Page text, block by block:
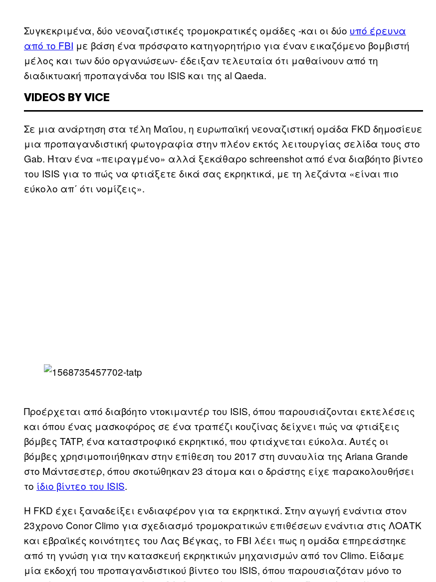
Συγκεκριμένα, δύο νεοναζιστικές τρομοκρατικές ομάδες -και οι δύο υπό έρευνα
από το FBI με βάση ένα πρόσφατο κατηγορητήριο για έναν εικαζόμενο βομβιστή
μέλος και των δύο οργανώσεων- έδειξαν τελευταία ότι μαθαίνουν από τη
διαδικτυακή προπαγάνδα του ISIS και της al Qaeda.
VIDEOS BY VICE
Σε μια ανάρτηση στα τέλη Μαΐου, η ευρωπαϊκή νεοναζιστική ομάδα FKD δημοσίευε
μια προπαγανδιστική φωτογραφία στην πλέον εκτός λειτουργίας σελίδα τους στο
Gab. Ήταν ένα «πειραγμένο» αλλά ξεκάθαρο schreenshot από ένα διαβόητο βίντεο
του ISIS για το πώς να φτιάξετε δικά σας εκρηκτικά, με τη λεζάντα «είναι πιο
εύκολο απ΄ ότι νομίζεις».
Προέρχεται από διαβόητο ντοκιμαντέρ του ISIS, όπου παρουσιάζονται εκτελέσεις
και όπου ένας μασκοφόρος σε ένα τραπέζι κουζίνας δείχνει πώς να φτιάξεις
βόμβες TATP, ένα καταστροφικό εκρηκτικό, που φτιάχνεται εύκολα. Αυτές οι
βόμβες χρησιμοποιήθηκαν στην επίθεση του 2017 στη συναυλία της Ariana Grande
στο Μάντσεστερ, όπου σκοτώθηκαν 23 άτομα και ο δράστης είχε παρακολουθήσει
το ίδιο βίντεο του ISIS.
Η FKD έχει ξαναδείξει ενδιαφέρον για τα εκρηκτικά. Στην αγωγή ενάντια στον
23χρονο Conor Climo για σχεδιασμό τρομοκρατικών επιθέσεων ενάντια στις ΛΟΑΤΚ
και εβραϊκές κοινότητες του Λας Βέγκας, το FBI λέει πως η ομάδα επηρεάστηκε
από τη γνώση για την κατασκευή εκρηκτικών μηχανισμών από τον Climo. Είδαμε
μία εκδοχή του προπαγανδιστικού βίντεο του ISIS, όπου παρουσιαζόταν μόνο το